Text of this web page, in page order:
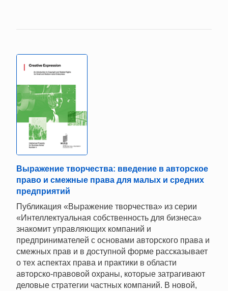
Выражение творчества: введение в авторское
право и смежные права для малых и средних
предприятий
Публикация «Выражение творчества» из серии
«Интеллектуальная собственность для бизнеса»
знакомит управляющих компаний и
предпринимателей с основами авторского права и
смежных прав и в доступной форме рассказывает
о тех аспектах права и практики в области
авторско-правовой охраны, которые затрагивают
деловые стратегии частных компаний. В новой,